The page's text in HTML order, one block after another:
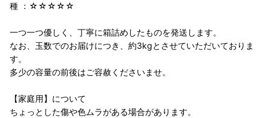
種 ：☆☆☆☆☆
一つ一つ優しく、丁寧に箱詰めしたものを発送します。
なお、玉数でのお届けにつき、約3kgとさせていただいておりま
す。
多少の容量の前後はご容赦くださいませ。
【家庭用】について
ちょっとした傷や色ムラがある場合があります。